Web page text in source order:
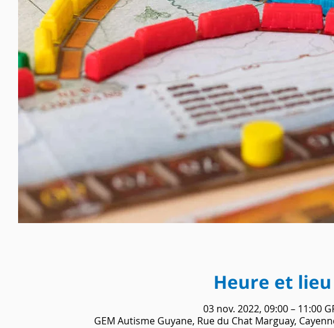
Heure et lieu
03 nov. 2022, 09:00 – 11:00
GEM Autisme Guyane, Rue du Chat Marguay,